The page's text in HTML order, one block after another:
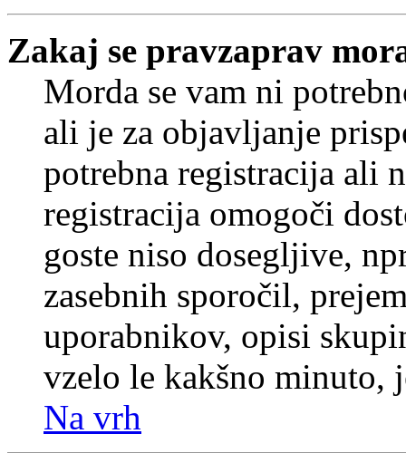
Zakaj se pravzaprav
Morda se vam ni
ali je za objavljanje
potrebna registracija ali
registracija omogoči
goste niso dosegljive,
zasebnih sporočil,
uporabnikov, opisi
vzelo le kakšno minuto,
Na vrh